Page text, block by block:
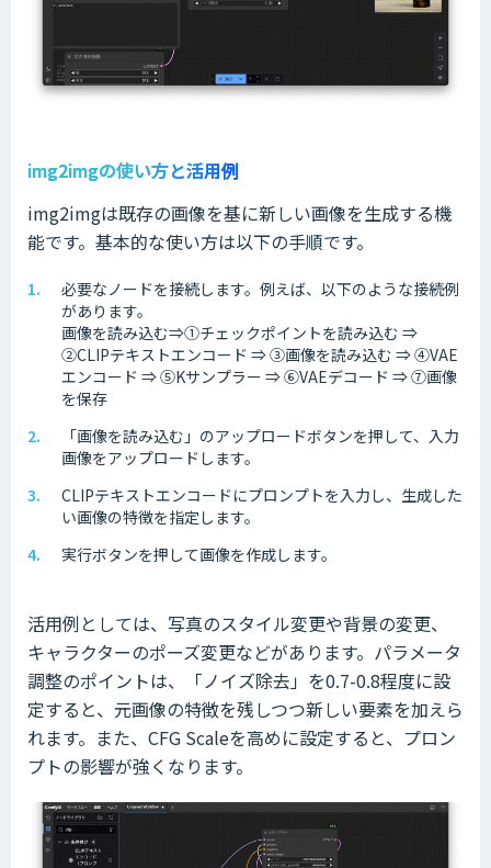
img2imgの使い方と活用例
img2imgは既存の画像を基に新しい画像を生成する機
能です。基本的な使い方は以下の手順です。
必要なノードを接続します。例えば、以下のような接続例
があります。
画像を読み込む⇒①チェックポイントを読み込む ⇒
②CLIPテキストエンコード ⇒ ③画像を読み込む ⇒ ④VAE
エンコード ⇒ ⑤Kサンプラー ⇒ ⑥VAEデコード ⇒ ⑦画像
を保存
「画像を読み込む」のアップロードボタンを押して、入力
画像をアップロードします。
CLIPテキストエンコードにプロンプトを入力し、生成した
い画像の特徴を指定します。
実行ボタンを押して画像を作成します。
活用例としては、写真のスタイル変更や背景の変更、
キャラクターのポーズ変更などがあります。パラメータ
調整のポイントは、「ノイズ除去」を0.7-0.8程度に設
定すると、元画像の特徴を残しつつ新しい要素を加えら
れます。また、CFG Scaleを高めに設定すると、プロン
プトの影響が強くなります。